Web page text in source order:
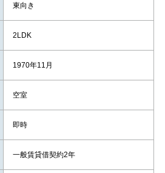
東向き
2LDK
1970年11月
空室
即時
一般賃貸借契約2年